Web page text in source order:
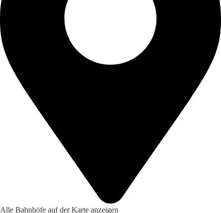
Alle Bahnhöfe auf der Karte anzeigen